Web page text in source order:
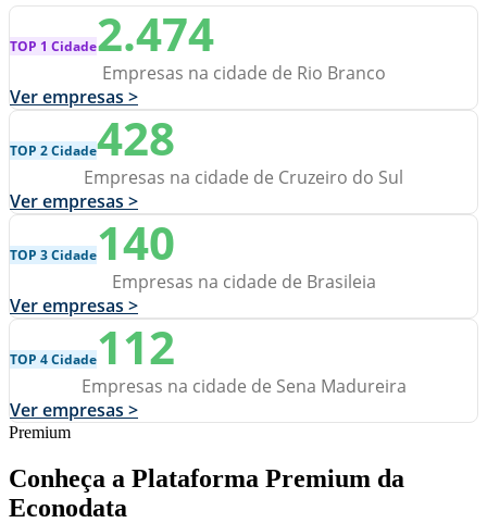
TOP 1 Cidade2.474
Empresas na cidade de Rio Branco
Ver empresas >
TOP 2 Cidade428
Empresas na cidade de Cruzeiro do Sul
Ver empresas >
TOP 3 Cidade140
Empresas na cidade de Brasileia
Ver empresas >
TOP 4 Cidade112
Empresas na cidade de Sena Madureira
Ver empresas >
Premium
Conheça a Plataforma Premium da
Econodata